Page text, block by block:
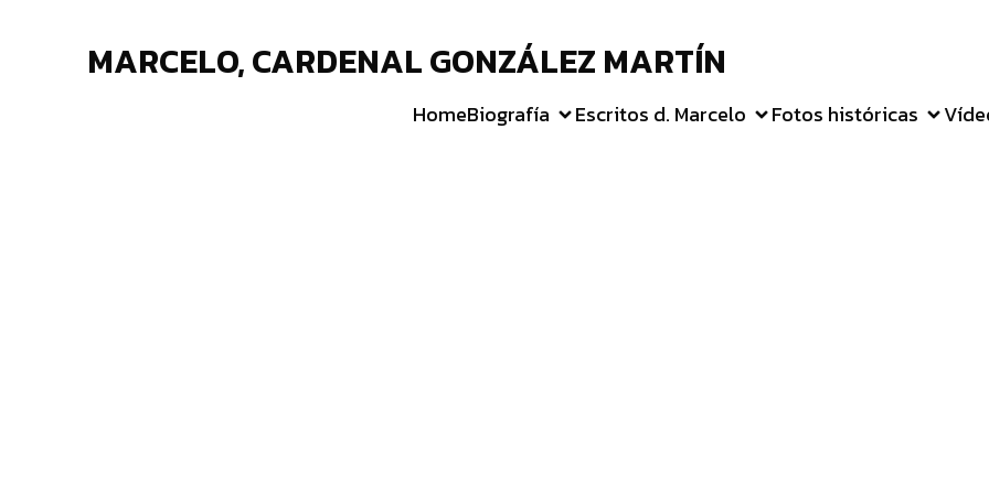
MARCELO, CARDENAL GONZÁLEZ MARTÍN
HomeBiografía Escritos d. Marcelo Fotos históricas